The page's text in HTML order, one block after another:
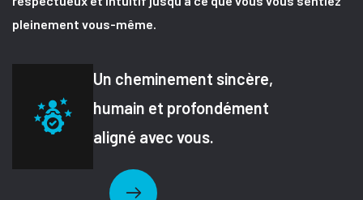
pleinement vous-même.
Un cheminement sincère,
humain et profondément
aligné avec vous.